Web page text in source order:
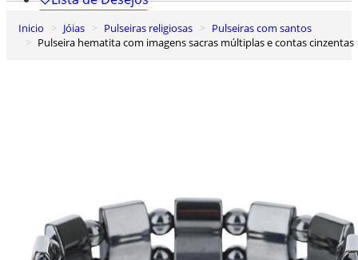
0
Carrinho de Compras
Inicio Jóias Pulseiras religiosas
Pulseiras com santos
Pulseira hematita com imagens sacras múltiplas e contas cinzentas